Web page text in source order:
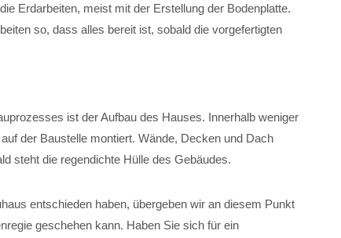
Erdarbeiten, meist mit der Erstellung der Bodenplatte.
so, dass alles bereit ist, sobald die vorgefertigten
ist der Aufbau des Hauses. Innerhalb weniger
der Baustelle montiert. Wände, Decken und Dach
steht die regendichte Hülle des Gebäudes.
entschieden haben, übergeben wir an diesem Punkt
geschehen kann. Haben Sie sich für ein